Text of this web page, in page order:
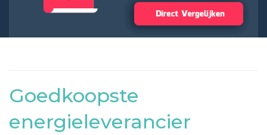
Goedkoopste
energieleverancier